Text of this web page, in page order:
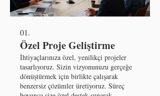
01.
Özel Proje Geliştirme
İhtiyaçlarınıza özel, yenilikçi projeler
tasarlıyoruz. Sizin vizyonunuzu gerçeğe
dönüştürmek için birlikte çalışarak
benzersiz çözümler üretiyoruz. Süreç